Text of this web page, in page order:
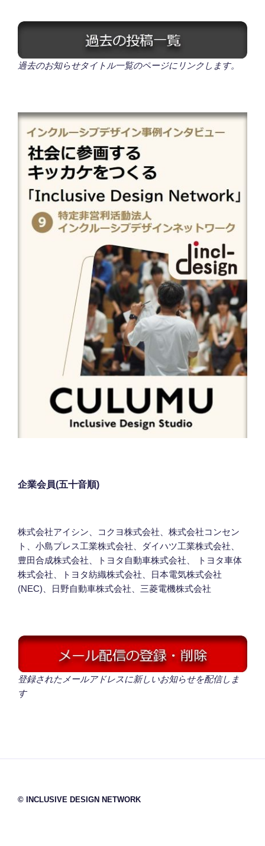
過去のお知らせタイトル一覧のページにリンクします。
企業会員(五十音順)
株式会社アイシン、コクヨ株式会社、株式会社コンセン
ト、小島プレス工業株式会社、ダイハツ工業株式会社、
豊田合成株式会社、トヨタ自動車株式会社、 トヨタ車体
株式会社、トヨタ紡織株式会社、日本電気株式会社
(NEC)、日野自動車株式会社、三菱電機株式会社
登録されたメールアドレスに新しいお知らせを配信しま
す
© INCLUSIVE DESIGN NETWORK